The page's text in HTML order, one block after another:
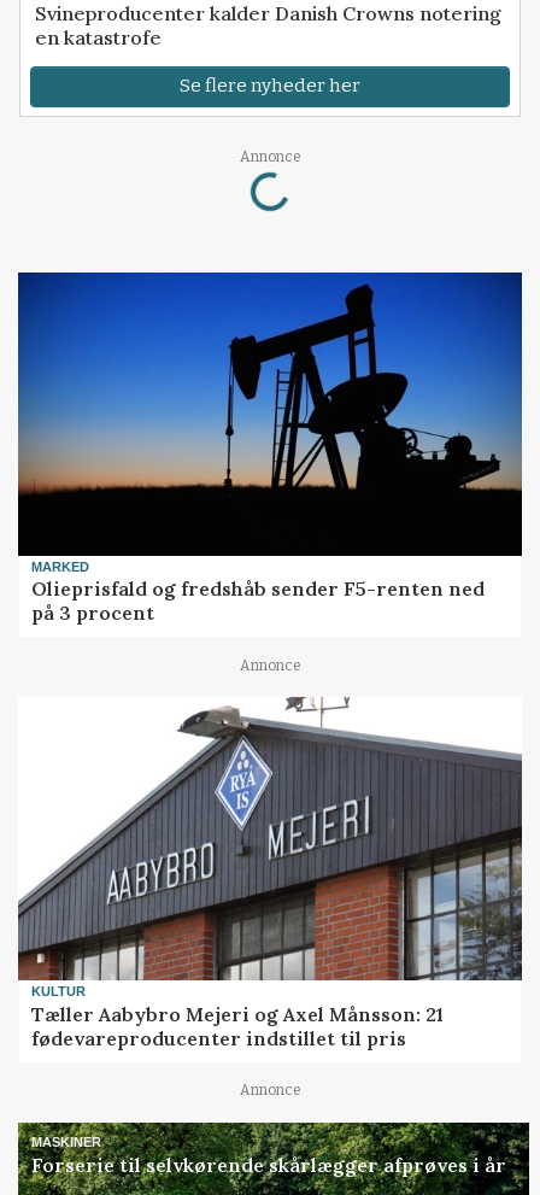
Svineproducenter kalder Danish Crowns notering
en katastrofe
Se flere nyheder her
Annonce
Loading...
MARKED
Olieprisfald og fredshåb sender F5-renten ned
på 3 procent
Annonce
KULTUR
Tæller Aabybro Mejeri og Axel Månsson: 21
fødevareproducenter indstillet til pris
Annonce
MASKINER
Forserie til selvkørende skårlægger afprøves i år